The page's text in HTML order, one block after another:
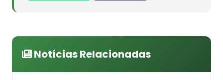
Notícias Relacionadas